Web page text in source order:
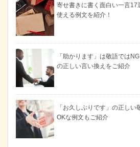
寄せ書きに書く面白い一言17
使える例文を紹介！
「助かります」は敬語では
の正しい言い換えをご紹介
「お久しぶりです」の正し
OKな例文もご紹介